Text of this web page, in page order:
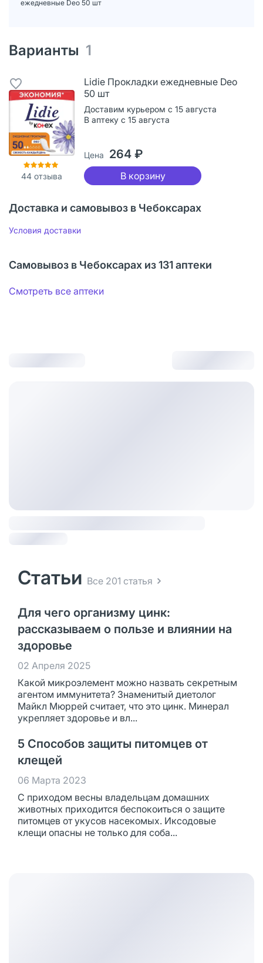
ежедневные Deo 50 шт
Варианты 1
44 отзыва
Lidie Прокладки ежедневные Deo
50 шт
Доставим курьером с 15 августа
В аптеку с 15 августа
Цена 264 ₽
В корзину
Доставка и самовывоз в Чебоксарах
Условия доставки
Самовывоз в Чебоксарах из 131 аптеки
Смотреть все аптеки
Статьи Все 201 статья
Для чего организму цинк:
рассказываем о пользе и влиянии на
здоровье
02 Апреля 2025
Какой микроэлемент можно назвать секретным
агентом иммунитета? Знаменитый диетолог
Майкл Мюррей считает, что это цинк. Минерал
укрепляет здоровье и вл...
5 Способов защиты питомцев от
клещей
06 Марта 2023
С приходом весны владельцам домашних
животных приходится беспокоиться о защите
питомцев от укусов насекомых. Иксодовые
клещи опасны не только для соба...